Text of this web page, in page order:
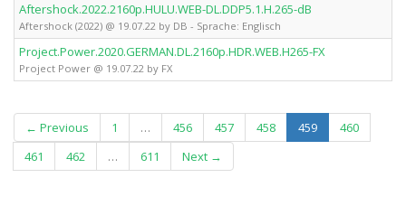
Aftershock.2022.2160p.HULU.WEB-DL.DDP5.1.H.265-dB
Aftershock (2022) @ 19.07.22 by DB - Sprache: Englisch
Project.Power.2020.GERMAN.DL.2160p.HDR.WEB.H265-FX
Project Power @ 19.07.22 by FX
← Previous 1 … 456 457 458 459(current)
460
461
462 … 611 Next →